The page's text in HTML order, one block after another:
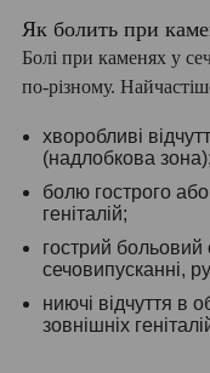
Як болить при
Болі при каменях у
по-різному.
хворобливі
(надлобкова зона);
болю гострого
геніталій;
гострий
сечовипусканні,
ниючі відчуття в
зовнішніх